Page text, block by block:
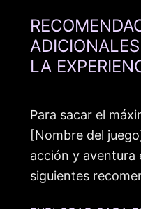
LA
Para sacar el
[Nombre del
acción y aventura
siguientes